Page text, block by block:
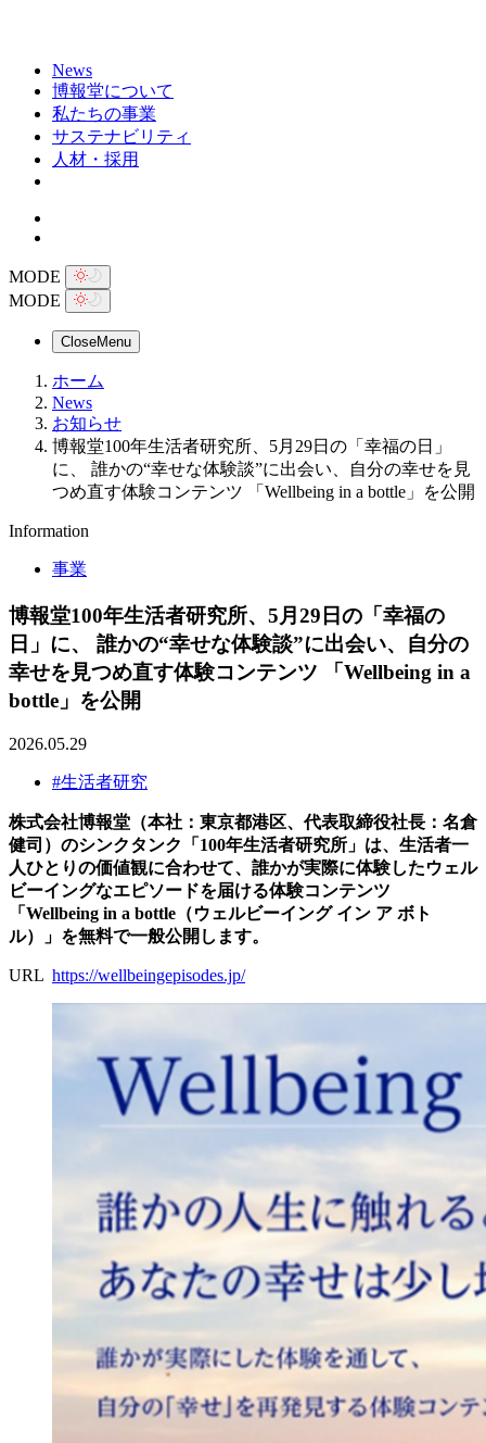
News
博報堂について
私たちの事業
サステナビリティ
人材・採用
MODE
MODE
CloseMenu
ホーム
News
お知らせ
博報堂100年生活者研究所、5月29日の「幸福の日」
に、 誰かの“幸せな体験談”に出会い、自分の幸せを見
つめ直す体験コンテンツ 「Wellbeing in a bottle」を公開
Information
事業
博報堂100年生活者研究所、5月29日の「幸福の
日」に、 誰かの“幸せな体験談”に出会い、自分の
幸せを見つめ直す体験コンテンツ 「Wellbeing in a
bottle」を公開
2026.05.29
#生活者研究
株式会社博報堂（本社：東京都港区、代表取締役社長：名倉
健司）のシンクタンク「100年生活者研究所」は、生活者一
人ひとりの価値観に合わせて、誰かが実際に体験したウェル
ビーイングなエピソードを届ける体験コンテンツ
「Wellbeing in a bottle（ウェルビーイング イン ア ボト
ル）」を無料で一般公開します。
URL https://wellbeingepisodes.jp/